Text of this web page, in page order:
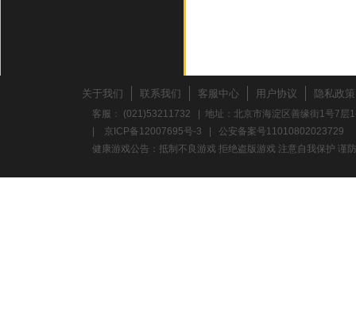
关于我们 联系我们 客服中心 用户协议 隐私政策
客服： (021)53211732 | 地址：北京市海淀区善缘街1号7
京ICP备12007695号-3
公安备案号11010802023729
健康游戏公告：抵制不良游戏 拒绝盗版游戏 注意自我保护 谨